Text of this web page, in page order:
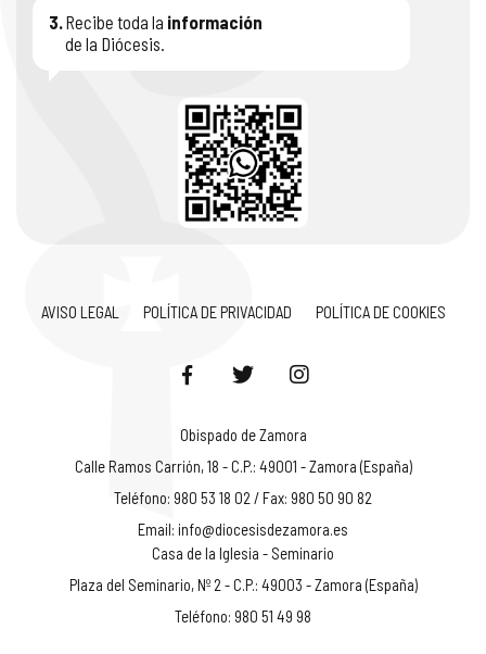
3.Recibe toda la información
de la Diócesis.
AVISO LEGAL POLÍTICA DE PRIVACIDAD POLÍTICA DE COOKIES
Obispado de Zamora
Calle Ramos Carrión, 18 - C.P.: 49001 - Zamora (España)
Teléfono: 980 53 18 02 / Fax: 980 50 90 82
Email: info@diocesisdezamora.es
Casa de la Iglesia - Seminario
Plaza del Seminario, Nº 2 - C.P.: 49003 - Zamora (España)
Teléfono: 980 51 49 98